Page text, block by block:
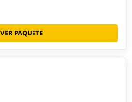
VER PAQUETE